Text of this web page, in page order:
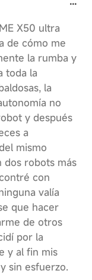
X50 ultra
de cómo me
la rumba y
toda la
la
no
y después
a
mismo
dos robots más
con
valía
que hacer
de otros
por la
y al fin mis
sin esfuerzo.